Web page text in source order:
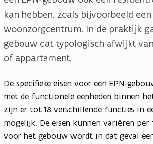
kan hebben, zoals bijvoorbeeld een
woonzorgcentrum. In de praktijk
gebouw dat typologisch afwijkt
of appartement.
De specifieke eisen voor een EPN-
met de functionele eenheden binnen
zijn er tot 18 verschillende functies in
mogelijk. De eisen kunnen variëren per
voor het gebouw wordt in dat geval